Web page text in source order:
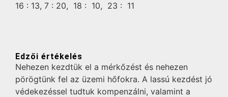
16 : 13, 7 : 20, 18 : 10, 23 : 11
Edzői értékelés
Nehezen kezdtük el a mérkőzést és nehezen
pörögtünk fel az üzemi hőfokra. A lassú kezdést jó
védekezéssel tudtuk kompenzálni, valamint a